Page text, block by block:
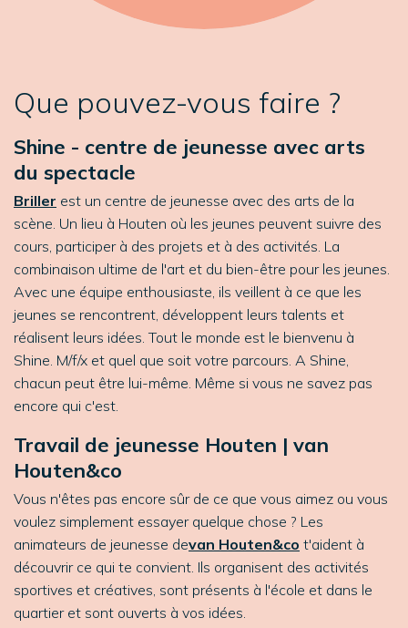
Que pouvez-vous faire ?
Shine - centre de jeunesse avec arts
du spectacle
Briller est un centre de jeunesse avec des arts de la
scène. Un lieu à Houten où les jeunes peuvent suivre des
cours, participer à des projets et à des activités. La
combinaison ultime de l'art et du bien-être pour les jeunes.
Avec une équipe enthousiaste, ils veillent à ce que les
jeunes se rencontrent, développent leurs talents et
réalisent leurs idées. Tout le monde est le bienvenu à
Shine. M/f/x et quel que soit votre parcours. A Shine,
chacun peut être lui-même. Même si vous ne savez pas
encore qui c'est.
Travail de jeunesse Houten | van
Houten&co
Vous n'êtes pas encore sûr de ce que vous aimez ou vous
voulez simplement essayer quelque chose ? Les
animateurs de jeunesse devan Houten&co t'aident à
découvrir ce qui te convient. Ils organisent des activités
sportives et créatives, sont présents à l'école et dans le
quartier et sont ouverts à vos idées.